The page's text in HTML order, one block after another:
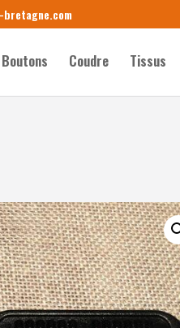
Boutons Coudre Tissus